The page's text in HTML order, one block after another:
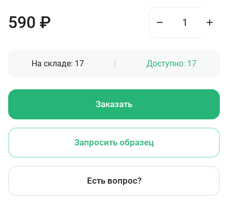
590 ₽
На складе: 17 Доступно: 17
Заказать
Запросить образец
Есть вопрос?